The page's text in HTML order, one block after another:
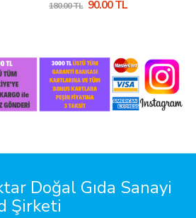
180.00 TL 90.00 TL
Doğal Gıda Sanayi
Şirketi